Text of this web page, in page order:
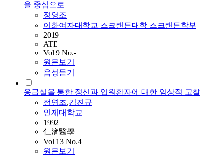
을 중심으로
정영조
이화여자대학교 스크랜튼대학 스크랜튼학부
2019
ATE
Vol.9 No.-
원문보기
음성듣기
응급실을 통한 정신과 입원환자에 대한 임상적 고찰
정영조,김진규
인제대학교
1992
仁濟醫學
Vol.13 No.4
원문보기